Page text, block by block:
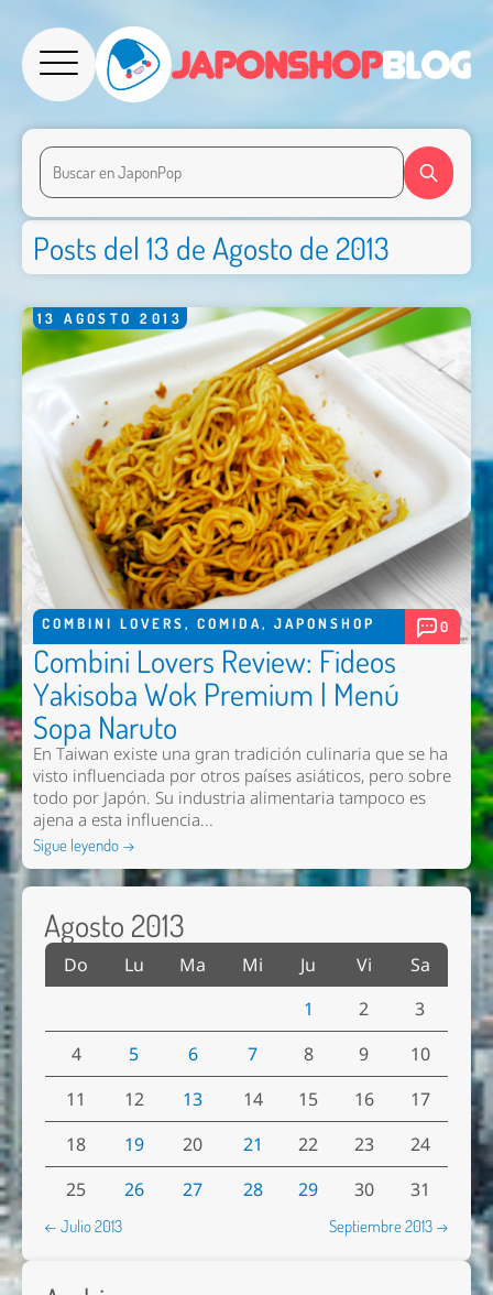
Posts del 13 de Agosto de 2013
13 AGOSTO 2013
COMBINI LOVERS, COMIDA, JAPONSHOP 0
Combini Lovers Review: Fideos
Yakisoba Wok Premium | Menú
Sopa Naruto
En Taiwan existe una gran tradición culinaria que se ha
visto influenciada por otros países asiáticos, pero sobre
todo por Japón. Su industria alimentaria tampoco es
ajena a esta influencia...
Sigue leyendo →
Agosto 2013
Do Lu Ma Mi Ju Vi
Sa
1
2
3
4
5 6 7 8 9
10
11
12 13 14 15 16
17
18
19 20 21 22 23
24
25
26 27 28 29 30 31
← Julio 2013 Septiembre 2013 →